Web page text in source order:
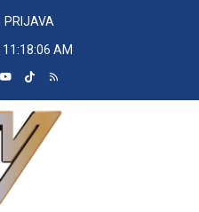
PRIJAVA
11:18:07 AM